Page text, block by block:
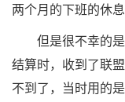
两个月的下班的休
但是很不幸的是
结算时，收到了联
不到了，当时用的